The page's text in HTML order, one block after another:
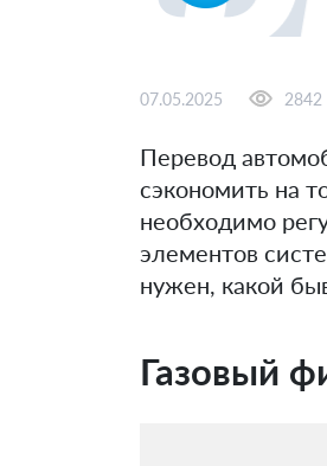
07.05.2025 2842
Перевод
сэкономить на
необходимо
элементов
нужен, какой
Газовый